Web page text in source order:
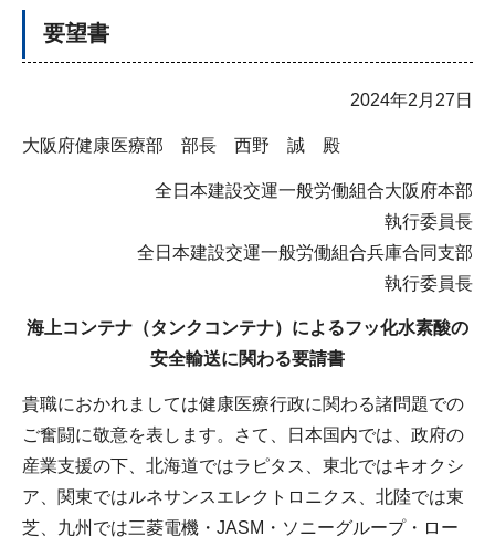
要望書
2024年2月27日
大阪府健康医療部 部長 西野 誠 殿
全日本建設交運一般労働組合大阪府本部
執行委員長
全日本建設交運一般労働組合兵庫合同支部
執行委員長
海上コンテナ（タンクコンテナ）によるフッ化水素酸の
安全輸送に関わる要請書
貴職におかれましては健康医療行政に関わる諸問題での
ご奮闘に敬意を表します。さて、日本国内では、政府の
産業支援の下、北海道ではラピタス、東北ではキオクシ
ア、関東ではルネサンスエレクトロニクス、北陸では東
芝、九州では三菱電機・JASM・ソニーグループ・ロー